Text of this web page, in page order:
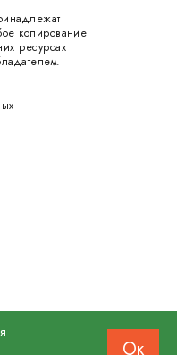
копирование
ресурсах
Ок